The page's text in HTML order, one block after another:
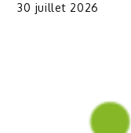
30 juillet 2026